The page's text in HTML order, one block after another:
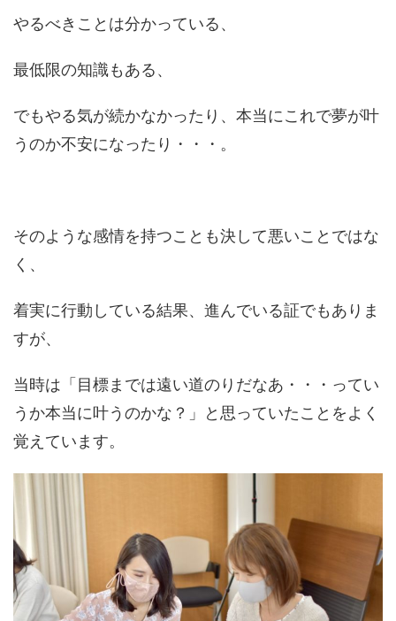
やるべきことは分かっている、
最低限の知識もある、
でもやる気が続かなかったり、本当にこれで夢が叶
うのか不安になったり・・・。
そのような感情を持つことも決して悪いことではな
く、
着実に行動している結果、進んでいる証でもありま
すが、
当時は「目標までは遠い道のりだなあ・・・ってい
うか本当に叶うのかな？」と思っていたことをよく
覚えています。